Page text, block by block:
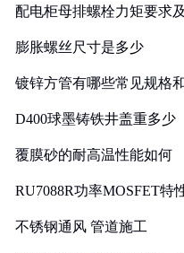
配电柜母排螺栓力矩要求
膨胀螺丝尺寸是多少
镀锌方管有哪些常见规格
D400球墨铸铁井盖重多少
覆膜砂的耐高温性能如何
RU7088R功率MOSFET特
不锈钢通风 管道施工